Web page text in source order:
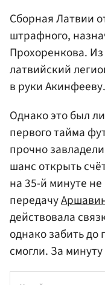
Сборная Латвии
штрафного,
Прохоренкова.
латвийский
в руки Акинфееву.
Однако это был
первого тайма
прочно
шанс открыть
на 35-й минуте не
передачу
действовала
однако забить
смогли. За минуту